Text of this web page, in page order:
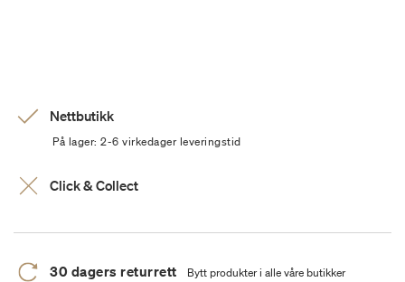
Nettbutikk
På lager: 2-6 virkedager leveringstid
Click & Collect
30 dagers returrett Bytt produkter i alle våre butikker